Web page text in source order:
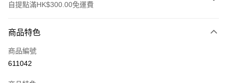
自提點滿HK$300.00免運費
信用卡
Apple Pay
商品特色
商品編號
611042